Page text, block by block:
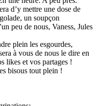
d’y mettre une dose de
un soupçon
peu de nous, Vaness, Jules
plein les esgourdes,
à vous de nous le dire en
likes et vos partages !
bisous tout plein !